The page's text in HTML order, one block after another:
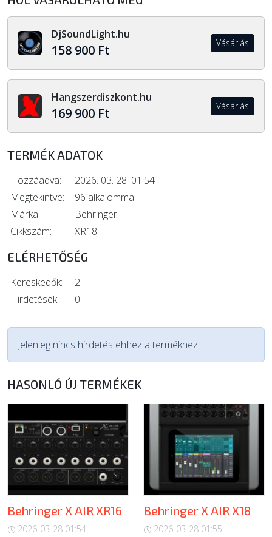
DjSoundLight.hu
158 900 Ft Vásárlás
Hangszerdiszkont.hu
169 900 Ft Vásárlás
TERMÉK ADATOK
Hozzáadva:
2026. 03. 28. 01:54
Megtekintve:
96 alkalommal
Márka:
Behringer
Cikkszám:
XR18
ELÉRHETŐSÉG
Kereskedők:
2
Hirdetések:
0
Jelenleg nincs hirdetés ehhez a termékhez.
HASONLÓ ÚJ TERMÉKEK
Behringer X AIR XR16
2026-03-28 01:54
Behringer X AIR X18
2026-03-28 01:55